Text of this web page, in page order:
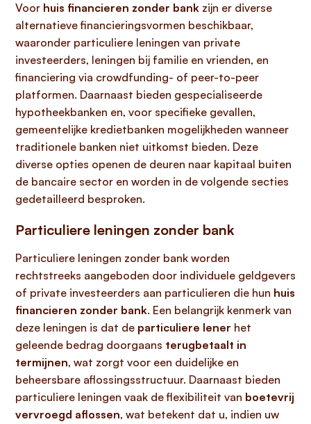
Voor huis financieren zonder bank zijn er diverse
alternatieve financieringsvormen beschikbaar,
waaronder particuliere leningen van private
investeerders, leningen bij familie en vrienden, en
financiering via crowdfunding- of peer-to-peer
platformen. Daarnaast bieden gespecialiseerde
hypotheekbanken en, voor specifieke gevallen,
gemeentelijke kredietbanken mogelijkheden wanneer
traditionele banken niet uitkomst bieden. Deze
diverse opties openen de deuren naar kapitaal buiten
de bancaire sector en worden in de volgende secties
gedetailleerd besproken.
Particuliere leningen zonder bank
Particuliere leningen zonder bank worden
rechtstreeks aangeboden door individuele geldgevers
of private investeerders aan particulieren die hun huis
financieren zonder bank. Een belangrijk kenmerk van
deze leningen is dat de particuliere lener het
geleende bedrag doorgaans terugbetaalt in
termijnen, wat zorgt voor een duidelijke en
beheersbare aflossingsstructuur. Daarnaast bieden
particuliere leningen vaak de flexibiliteit van boetevrij
vervroegd aflossen, wat betekent dat u, indien uw